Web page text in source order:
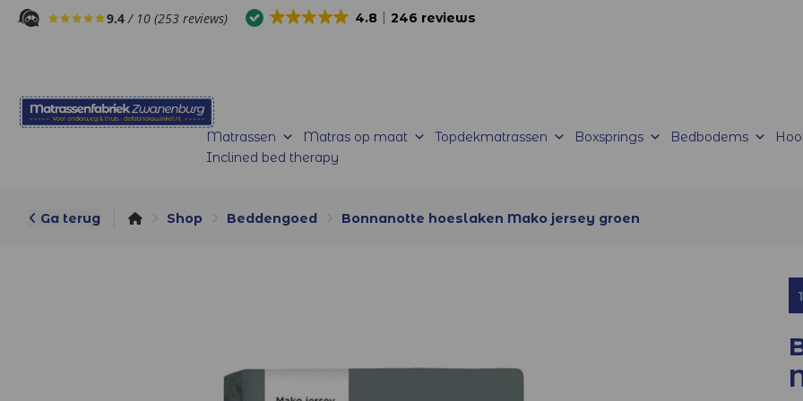
9.4 / 10 (253 reviews) 4.8 246 reviewskorte productietijden |
Matrassen Matras op maat Topdekmatrassen Boxsprings Bedbodems
Inclined bed therapy
Ga terug Shop Beddengoed Bonnanotte hoeslaken Mako jersey groen